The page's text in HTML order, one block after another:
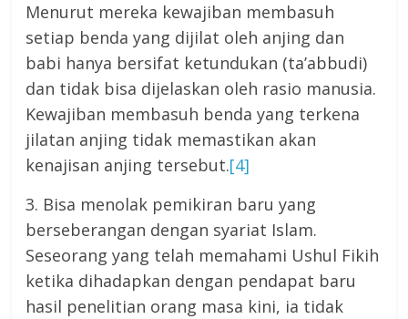
Menurut mereka kewajiban membasuh
setiap benda yang dijilat oleh anjing dan
babi hanya bersifat ketundukan (ta’abbudi)
dan tidak bisa dijelaskan oleh rasio manusia.
Kewajiban membasuh benda yang terkena
jilatan anjing tidak memastikan akan
kenajisan anjing tersebut.[4]
3. Bisa menolak pemikiran baru yang
berseberangan dengan syariat Islam.
Seseorang yang telah memahami Ushul Fikih
ketika dihadapkan dengan pendapat baru
hasil penelitian orang masa kini, ia tidak